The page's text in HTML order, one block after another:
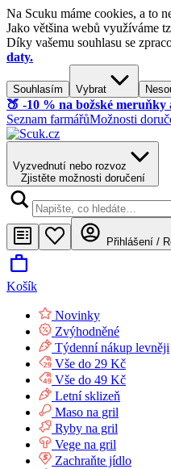
Na Scuku máme cookies, a to
Jako většina webů využíváme
Díky vašemu souhlasu se
daty.
Souhlasím Vybrat
🍑​ -10 % na božské meruňky
Seznam farmářůMožnosti
Vyzvednutí nebo rozvoz
Zjistěte možnosti doručení
Přihlášení /
Košík
Novinky
Zvýhodněné
Týdenní nákup levněji
Vše do 29 Kč
Vše do 49 Kč
Letní sklizeň
Maso na gril
Ryby na gril
Vege na gril
Zachraňte jídlo